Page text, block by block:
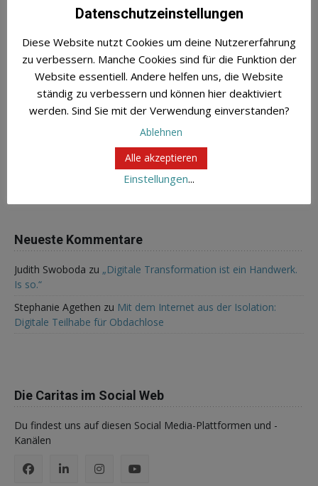
Tipps, die den Kulturwandel innerhalb der Caritas vorantreiben
Du willst mitschreiben oder hast eine Frage? Schreibe eine E-
Impressum und Datenschutz
Neueste Kommentare
Judith Swoboda zu „Digitale Transformation ist ein Handwerk.
Is so.“
Stephanie Agethen zu Mit dem Internet aus der Isolation:
Digitale Teilhabe für Obdachlose
Die Caritas im Social Web
Du findest uns auf diesen Social Media-Plattformen und -
Kanälen
Datenschutzeinstellungen
Diese Website nutzt Cookies um deine Nutzererfahrung
zu verbessern. Manche Cookies sind für die Funktion der
Website essentiell. Andere helfen uns, die Website
ständig zu verbessern und können hier deaktiviert
werden. Sind Sie mit der Verwendung einverstanden?
Ablehnen
Alle akzeptieren
Einstellungen...